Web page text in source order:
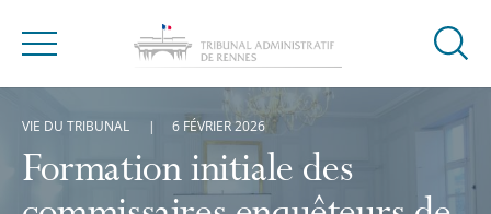
Menu
Ouvrir
de
Formation initiale des
VIE DU TRIBUNAL 6 FÉVRIER 2026